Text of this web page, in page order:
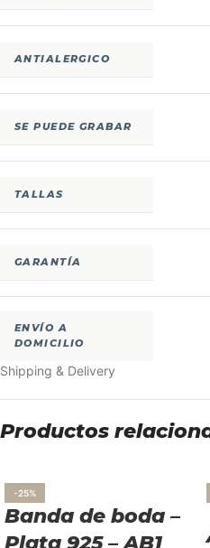
ANTIALERGICO
SE PUEDE GRABAR
TALLAS
GARANTÍA
ENVÍO A
DOMICILIO
Shipping & Delivery
Productos
-25%
Banda de boda –
Plata 925 – AB1